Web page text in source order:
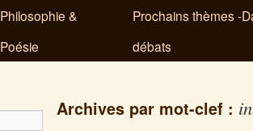
Philosophie &
Poésie
Prochains thèmes -
débats
Archives par mot-clef :